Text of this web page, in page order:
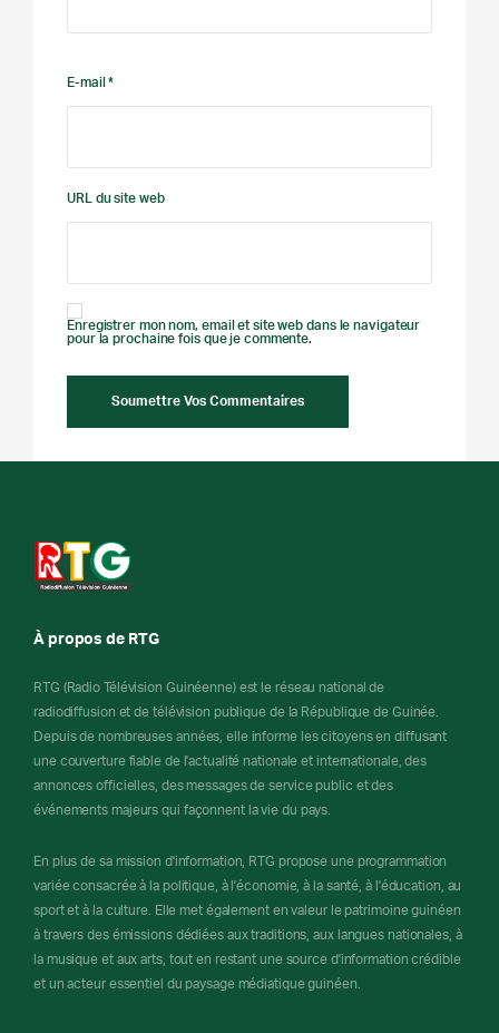
E-mail *
URL du site web
Enregistrer mon nom, email et site web dans le navigateur
pour la prochaine fois que je commente.
À propos de RTG
RTG (Radio Télévision Guinéenne) est le réseau national de
radiodiffusion et de télévision publique de la République de Guinée.
Depuis de nombreuses années, elle informe les citoyens en diffusant
une couverture fiable de l'actualité nationale et internationale, des
annonces officielles, des messages de service public et des
événements majeurs qui façonnent la vie du pays.
En plus de sa mission d'information, RTG propose une programmation
variée consacrée à la politique, à l'économie, à la santé, à l'éducation, au
sport et à la culture. Elle met également en valeur le patrimoine guinéen
à travers des émissions dédiées aux traditions, aux langues nationales, à
la musique et aux arts, tout en restant une source d'information crédible
et un acteur essentiel du paysage médiatique guinéen.